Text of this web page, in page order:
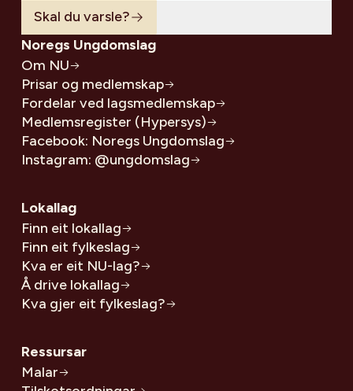
Skal du varsle?
Noregs Ungdomslag
Om NU
Prisar og medlemskap
Fordelar ved lagsmedlemskap
Medlemsregister (Hypersys)
Facebook: Noregs Ungdomslag
Instagram: @ungdomslag
Lokallag
Finn eit lokallag
Finn eit fylkeslag
Kva er eit NU-lag?
Å drive lokallag
Kva gjer eit fylkeslag?
Ressursar
Malar